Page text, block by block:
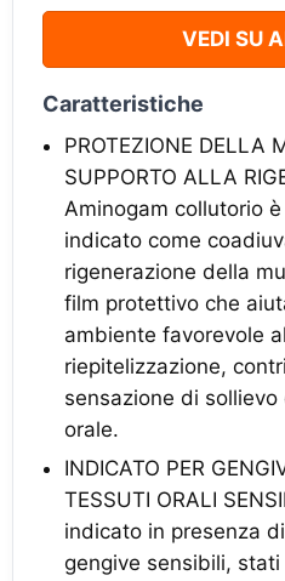
VEDI SU
Caratteristiche
PROTEZIONE DELLA
SUPPORTO ALLA
Aminogam collutorio
indicato come
rigenerazione della
film protettivo che
ambiente favorevole
riepitelizzazione,
sensazione di
orale.
INDICATO PER
TESSUTI ORALI
indicato in presenza
gengive sensibili,